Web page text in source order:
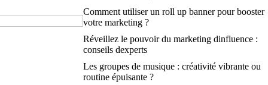
Comment utiliser un roll up banner pour booster
votre marketing ?
Réveillez le pouvoir du marketing dinfluence :
conseils dexperts
Les groupes de musique : créativité vibrante ou
routine épuisante ?